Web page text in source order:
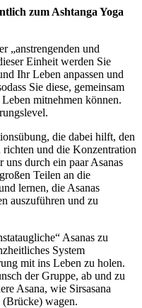
zum Ashtanga Yoga
„anstrengenden und
Einheit werden Sie
Ihr Leben anpassen und
Sie diese, gemeinsam
mitnehmen können.
die dabei hilft, den
und die Konzentration
durch ein paar Asanas
Teilen an die
lernen, die Asanas
auszuführen und zu
Asanas zu
System
mit ins Leben zu holen.
der Gruppe, ab und zu
Asana, wie Sirsasana
wagen.